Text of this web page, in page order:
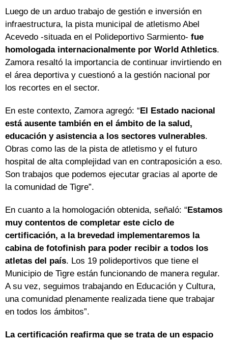
Luego de un arduo trabajo de gestión e inversión en
infraestructura, la pista municipal de atletismo Abel
Acevedo -situada en el Polideportivo Sarmiento- fue
homologada internacionalmente por World Athletics.
Zamora resaltó la importancia de continuar invirtiendo en
el área deportiva y cuestionó a la gestión nacional por
los recortes en el sector.
En este contexto, Zamora agregó: “El Estado nacional
está ausente también en el ámbito de la salud,
educación y asistencia a los sectores vulnerables.
Obras como las de la pista de atletismo y el futuro
hospital de alta complejidad van en contraposición a eso.
Son trabajos que podemos ejecutar gracias al aporte de
la comunidad de Tigre”.
En cuanto a la homologación obtenida, señaló: “Estamos
muy contentos de completar este ciclo de
certificación, a la brevedad implementaremos la
cabina de fotofinish para poder recibir a todos los
atletas del país. Los 19 polideportivos que tiene el
Municipio de Tigre están funcionando de manera regular.
A su vez, seguimos trabajando en Educación y Cultura,
una comunidad plenamente realizada tiene que trabajar
en todos los ámbitos”.
La certificación reafirma que se trata de un espacio